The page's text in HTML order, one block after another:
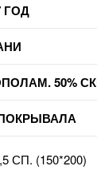
ГОД
50%
СП. (150*200)